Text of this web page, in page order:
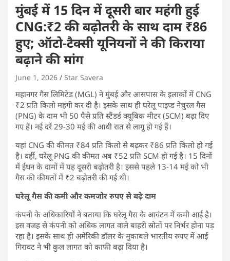
मुंबई में 15 दिन में दूसरी बार महंगी हुई
CNG:₹2 की बढ़ोतरी के साथ दाम ₹86
हुए; ऑटो-टैक्सी यूनियनों ने की किराया
बढ़ाने की मांग
June 1, 2026 Star Savera
महानगर गैस लिमिटेड (MGL) ने मुंबई और आसपास के इलाकों में CNG
₹2 प्रति किलो महंगी कर दी है। इसके साथ ही घरेलू पाइप्ड नेचुरल गैस
(PNG) के दाम भी 50 पैसे प्रति स्टैंडर्ड क्यूबिक मीटर (SCM) बढ़ा दिए
गए हैं। नई दरें 29-30 मई की आधी रात से लागू हो गई हैं।
यहां CNG की कीमत ₹84 प्रति किलो से बढ़कर ₹86 प्रति किलो हो गई
है। वहीं, घरेलू PNG की कीमत अब ₹52 प्रति SCM हो गई है। 15 दिनों
में ईंधन के दामों में यह दूसरी बढ़ोतरी है। इससे पहले 13-14 मई को भी
गैस की कीमतों में ₹2 बढ़ोतरी की गई थी।
घरेलू गैस की कमी और कमजोर रुपए से बढ़े दाम
कंपनी के अधिकारियों ने बताया कि घरेलू गैस के आवंटन में कमी आई है।
इस वजह से कंपनी को अधिक लागत वाले बाहरी स्रोतों पर निर्भर होना पड़
रहा है। इसके साथ ही अमेरिकी डॉलर के मुकाबले भारतीय रुपए में आई
गिरावट ने भी कुल लागत को काफी बढ़ा दिया है।